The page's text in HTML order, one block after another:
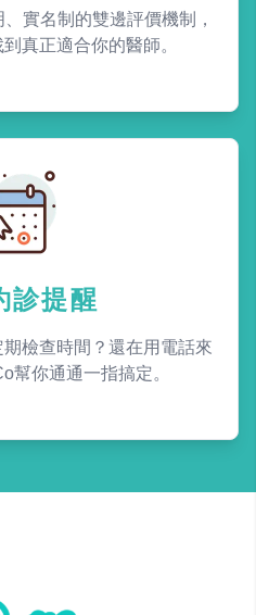
實名制的雙邊評價機制，
真正適合你的醫師。
診提醒
檢查時間？還在用電話來
幫你通通一指搞定。